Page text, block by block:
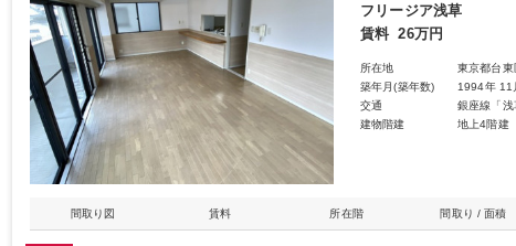
フリージア浅草
賃料 26万円
所在地
東京都台東
築年月(築年数)
1994年 11
交通
銀座線「
建物階建
地上4階建
間取り図 賃料 所在階 間取り / 面積